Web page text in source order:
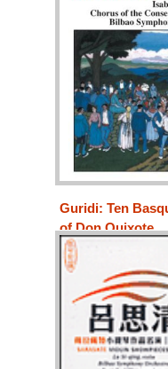
Guridi: Ten
of Don Quixote
Bilbao Symphony
Bilbao Choral Society
Isabel Álvarez
Juanjo Mena